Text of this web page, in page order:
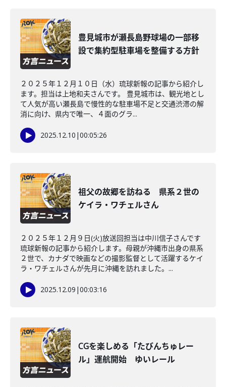
豊見城市が瀬長島野球場の一部移
設で集約型駐車場を整備する方針
２０２５年１２月１０日（水）琉球新報の記事から紹介し
ます。担当は上地和夫さんです。 豊見城市は、観光地とし
て人気が高い瀬長島で慢性的な駐車場不足と交通渋滞の解
消に向け、県内で唯一、４面のグラ...
2025.12.10 |00:05:26
祖父の故郷を訪ねる 県系２世の
ケイラ・ワチェルさん
２０２５年１２月９日(火)放送回担当は中川信子さんです
琉球新報の記事から紹介します。母親が沖縄市出身の県系
２世で、カナダで映画などの撮影監督として活躍するケイ
ラ・ワチェルさんが先月に沖縄を訪れました。...
2025.12.09 |00:03:16
CGを楽しめる「たびんちゅレー
ル」運航開始 ゆいレール